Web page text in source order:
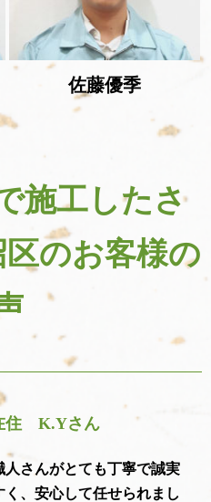
佐藤優季
施工したさ
のお客様の
住 K.Yさん
さんがとても丁寧で誠実
、安心して任せられまし